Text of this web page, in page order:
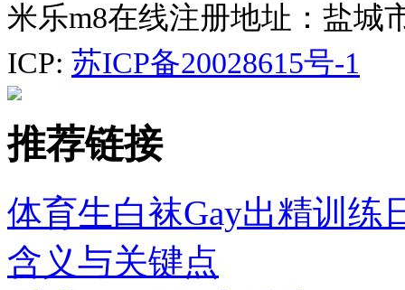
米乐m8在线注册地址：盐城
ICP: 苏ICP备20028615号-1
推荐链接
体育生白袜Gay出精训练
含义与关键点